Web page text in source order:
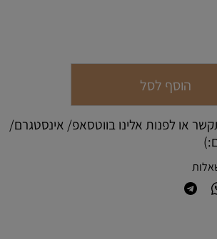
הוסף לסל
או לפנות אלינו בווטסאפ/ אינסטגרם/